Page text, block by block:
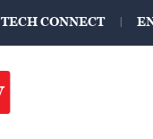
TECH CONNECT